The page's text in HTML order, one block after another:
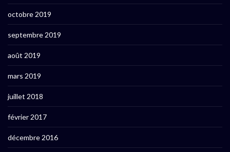
octobre 2019
septembre 2019
août 2019
mars 2019
juillet 2018
février 2017
décembre 2016